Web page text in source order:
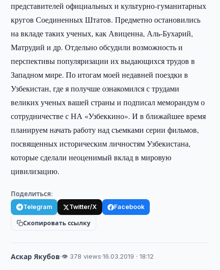
представителей официальных и культурно-гуманитарных
кругов Соединенных Штатов. Предметно остановились
на вкладе таких ученых, как Авиценна, Аль-Бухарий,
Матрудий и др. Отдельно обсудили возможность и
перспективы популяризации их выдающихся трудов в
Западном мире. По итогам моей недавней поездки в
Узбекистан, где я получше ознакомился с трудами
великих ученых вашей страны и подписал меморандум о
сотрудничестве с НА «Узбеккино». И в ближайшее время
планируем начать работу над съемками серии фильмов,
посвященных историческим личностям Узбекистана,
которые сделали неоценимый вклад в мировую
цивилизацию.
Поделиться:
Telegram Twitter/X Facebook
Скопировать ссылку
Аскар Якубов·👁 378 views·16.03.2019 · 18:12